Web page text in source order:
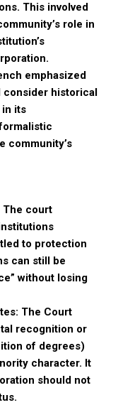
This involved
role in
emphasized
consider historical
in its
community’s
The court
to protection
can still be
without losing
The Court
recognition or
of degrees)
character. It
should not